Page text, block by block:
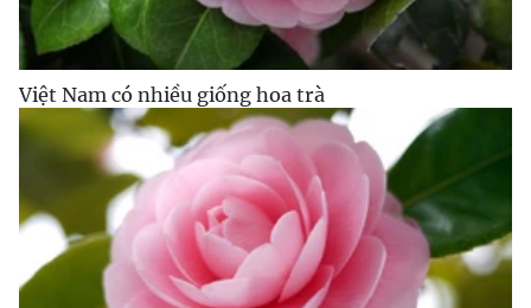
Việt Nam có nhiều giống hoa trà